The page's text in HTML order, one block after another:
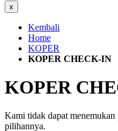
x
Kembali
Home
KOPER
KOPER CHECK-IN
KOPER
Kami tidak dapat menemukan
pilihannya.